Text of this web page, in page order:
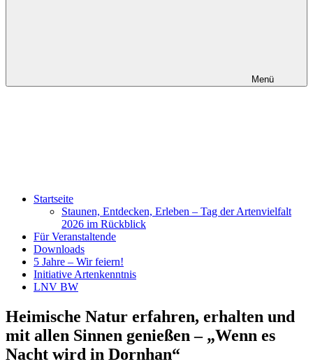
Menü
Startseite
Staunen, Entdecken, Erleben – Tag der Artenvielfalt
2026 im Rückblick
Für Veranstaltende
Downloads
5 Jahre – Wir feiern!
Initiative Artenkenntnis
LNV BW
Heimische Natur erfahren, erhalten und
mit allen Sinnen genießen – „Wenn es
Nacht wird in Dornhan“